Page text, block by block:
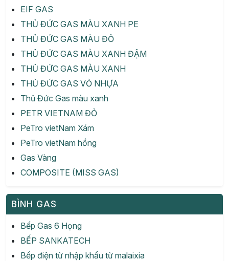
EIF GAS
THỦ ĐỨC GAS MÀU XANH PE
THỦ ĐỨC GAS MÀU ĐỎ
THỦ ĐỨC GAS MÀU XANH ĐẬM
THỦ ĐỨC GAS MÀU XANH
THỦ ĐỨC GAS VỎ NHỰA
Thủ Đức Gas màu xanh
PETR VIETNAM ĐỎ
PeTro vietNam Xám
PeTro vietNam hồng
Gas Vàng
COMPOSITE (MISS GAS)
BÌNH GAS
Bếp Gas 6 Họng
BẾP SANKATECH
Bếp điện từ nhập khẩu từ malaixia